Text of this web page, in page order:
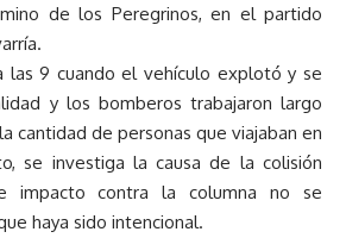
de los Peregrinos, en el partido
las 9 cuando el vehículo explotó y se
y los bomberos trabajaron largo
cantidad de personas que viajaban en
se investiga la causa de la colisión
impacto contra la columna no se
haya sido intencional.